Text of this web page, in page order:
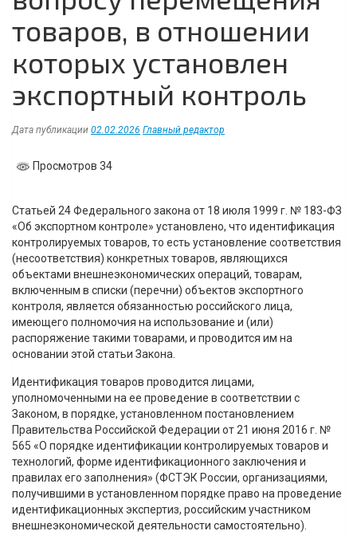
товаров, в отношении
которых установлен
экспортный контроль
Дата публикации 02.02.2026 Главный редактор
Просмотров 34
Статьей 24 Федерального закона от 18 июля 1999 г. № 183-ФЗ
«Об экспортном контроле» установлено, что идентификация
контролируемых товаров, то есть установление соответствия
(несоответствия) конкретных товаров, являющихся
объектами внешнеэкономических операций, товарам,
включенным в списки (перечни) объектов экспортного
контроля, является обязанностью российского лица,
имеющего полномочия на использование и (или)
распоряжение такими товарами, и проводится им на
основании этой статьи Закона.
Идентификация товаров проводится лицами,
уполномоченными на ее проведение в соответствии с
Законом, в порядке, установленном постановлением
Правительства Российской Федерации от 21 июня 2016 г. №
565 «О порядке идентификации контролируемых товаров и
технологий, форме идентификационного заключения и
правилах его заполнения» (ФСТЭК России, организациями,
получившими в установленном порядке право на проведение
идентификационных экспертиз, российским участником
внешнеэкономической деятельности самостоятельно).